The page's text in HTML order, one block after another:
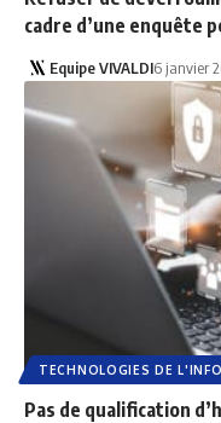
cadre d’une enquête
Equipe VIVALDI6 janvier
TECHNOLOGIES DE
Pas de qualification